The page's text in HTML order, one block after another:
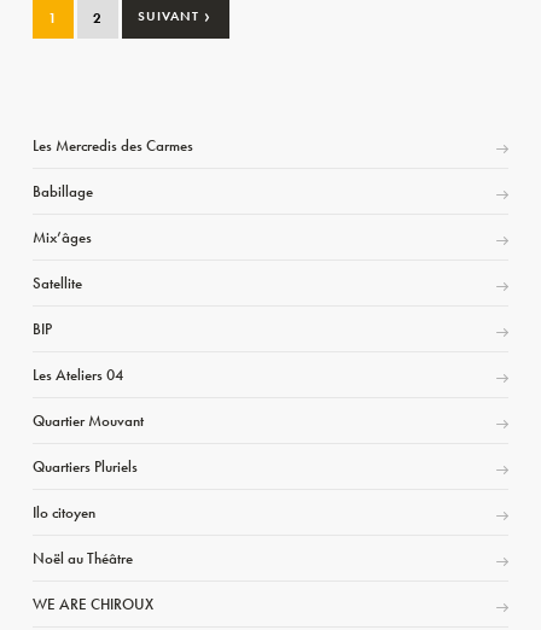
1 2 SUIVANT ›
Les Mercredis des Carmes
Babillage
Mix’âges
Satellite
BIP
Les Ateliers 04
Quartier Mouvant
Quartiers Pluriels
Ilo citoyen
Noël au Théâtre
WE ARE CHIROUX